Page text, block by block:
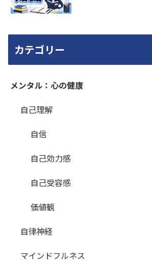
カテゴリー
メンタル：心の健康
自己理解
自信
自己効力感
自己受容感
価値観
自律神経
マインドフルネス